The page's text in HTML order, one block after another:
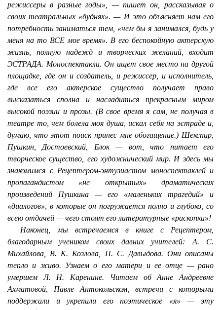
режиссеры в разные годы», — пишет он, рассказывая о
своих театральных «буднях». — И это объясняет нам его
потребность заниматься тем, «чем бы я занимался, будь у
меня на то ВСЕ мое время». В его беспокойную актерскую
жизнь, полную надежд и творческих желаний, входит
ЭСТРАДА. Моноспектакли. Он ищет свое место на другой
площадке, где он и создатель, и режиссер, и исполнитель,
где все его актерское существо получает право
высказаться сполна и насладиться прекрасным миром
высокой поэзии и прозы. (В свое время я сам, не получая в
театре то, чем болела моя душа, искал себя на эстраде и,
думаю, что этот поиск принес мне обогащение.) Шекспир,
Пушкин, Достоевский, Блок — вот, что питает его
творческое существо, его художнический мир. И здесь мы
знакомимся с Рецептером-энтузиастом моноспектаклей и
пропагандистом «не открытых» драматических
произведений Пушкина — его «маленьких трагедий» и
«диалогов», в которые он погружается полно и глубоко, со
всею отдачей — чего стоят его литературные «раскопки»!
Наконец, мы встречаемся в книге с Рецептером,
благодарным учеником своих давних учителей: А. С.
Михайлова, В. К. Козлова, П. С. Давыдова. Они описаны
тепло и живо. Узнаем о его матери и ее отце — рано
умершем Л. Н. Каренине. Читаем об Анне Андреевне
Ахматовой, Павле Антокольском, встречи с которыми
поддержали и укрепили его поэтическое «я» — эту